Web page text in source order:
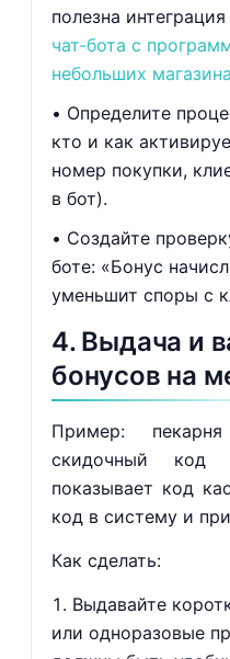
полезна
чат‑бота с
небольших
Определите
кто и как
номер покупки,
в бот).
Создайте
боте: «Бонус
уменьшит споры с
4. Выдача и
бонусов на
Пример:
скидочный код
показывает код
код в систему и
Как сделать:
Выдавайте
или одноразовые